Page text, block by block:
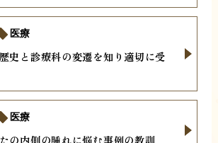
史と診療科の変遷を知り適切に受
医療
の内側の腫れに悩む事例の教訓
医療